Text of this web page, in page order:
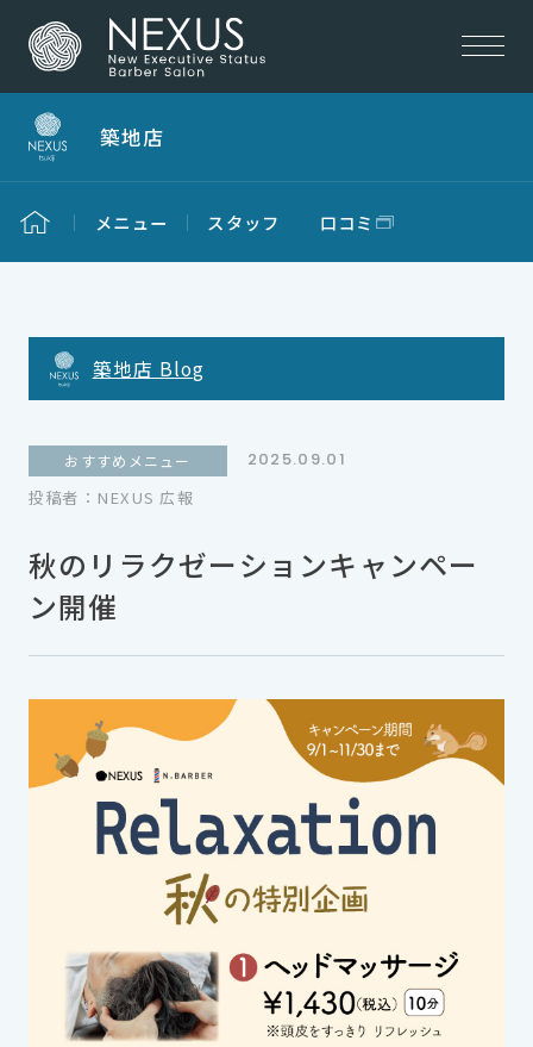
築地店 Blog
秋のリラクゼーションキャンペー
ン開催
おすすめメニュー
2025.09.01
投稿者：NEXUS 広報
築地店
メニュー スタッフ 口コミ